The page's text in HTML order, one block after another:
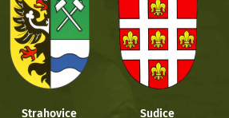
Strahovice Sudice